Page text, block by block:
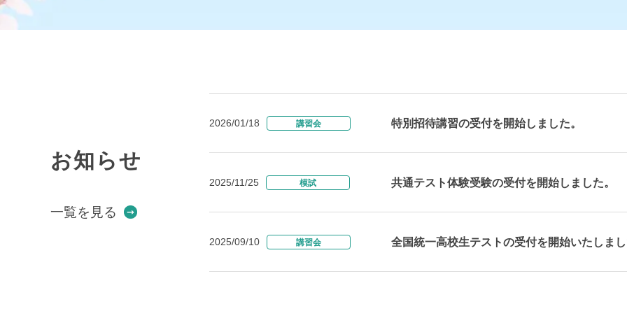
お知らせ
一覧を見る
2026/01/18 講習会 特別招待講習の受付を開始しました。
2025/11/25 模試 共通テスト体験受験の受付を開始しました。
2025/09/10 講習会 全国統一高校生テストの受付を開始いたしま